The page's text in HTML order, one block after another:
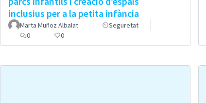
inclusius per a la petita infància
Marta Muñoz Albalat
Seguretat
0
0